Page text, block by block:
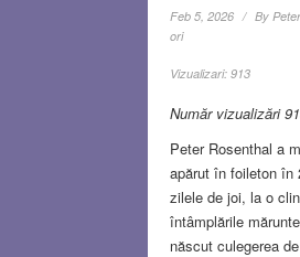
Feb 5, 2026 By
ori
Vizualizari: 913
Număr vizualizări
Peter Rosenthal a
apărut în foileton în
zilele de joi, la o
întâmplările
născut culegerea